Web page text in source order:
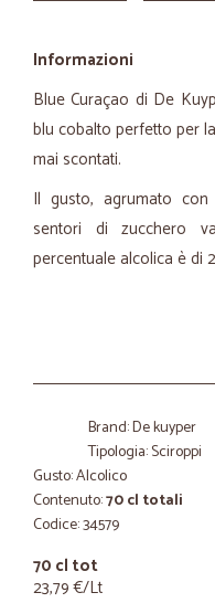
Informazioni
Blue Curaçao di De
blu cobalto perfetto per
mai scontati.
Il gusto, agrumato
sentori di zucchero
percentuale alcolica è di
Brand: De kuyper
Tipologia: Sciroppi
Gusto: Alcolico
Contenuto:70 cl totali
Codice: 34579
70 cl tot
23,79 €/Lt